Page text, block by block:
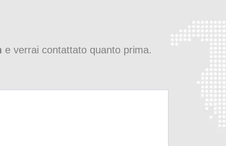
e verrai contattato quanto prima.